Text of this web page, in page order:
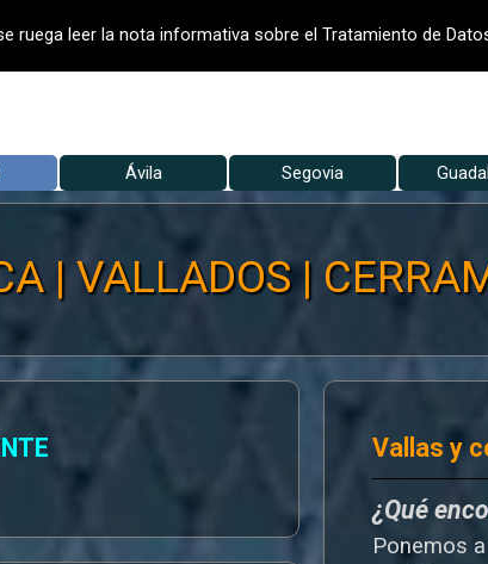
ruega leer la nota informativa sobre el Tratamiento de
- VALLADO DE FINCAS
Saltar menú
▼
Ávila ▼
Segovia ▼
| VALLADOS |
Vallas y
¿Qué
Ponemos